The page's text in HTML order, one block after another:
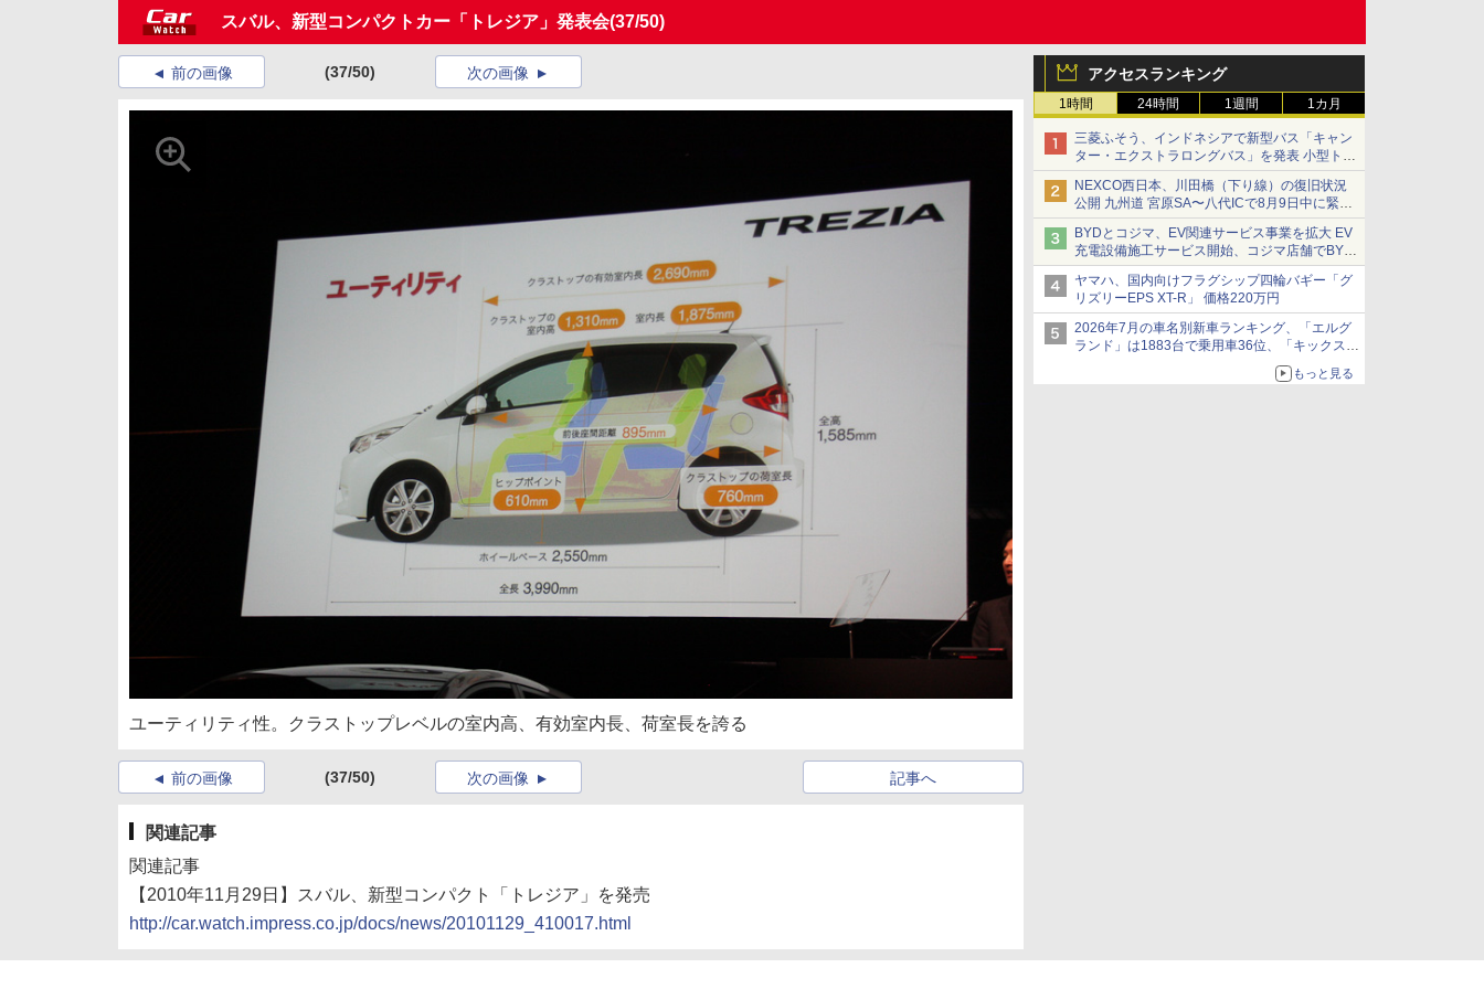
スバル、新型コンパクトカー「トレジア」発表会(37/50)
アクセスランキング
1時間 24時間 1週間 1カ月
三菱ふそう、インドネシアで新型バス「キャン
ター・エクストラロングバス」を発表 小型トラ
ックベースの観光・旅客輸送向けバス
NEXCO西日本、川田橋（下り線）の復旧状況
公開 九州道 宮原SA〜八代ICで8月9日中に緊急
車両を通行可能に
BYDとコジマ、EV関連サービス事業を拡大 EV
充電設備施工サービス開始、コジマ店舗でBYD
車の展示・試乗イベントを強化
ヤマハ、国内向けフラグシップ四輪バギー「グ
リズリーEPS XT-R」 価格220万円
2026年7月の車名別新車ランキング、「エルグ
ランド」は1883台で乗用車36位、「キックス」
もっと見る
前の画像 (37/50) 次の画像
ユーティリティ性。クラストップレベルの室内高、有効室内長、荷室長を誇る
前の画像 (37/50) 記事へ
次の画像
関連記事
関連記事
【2010年11月29日】スバル、新型コンパクト「トレジア」を発売
http://car.watch.impress.co.jp/docs/news/20101129_410017.html